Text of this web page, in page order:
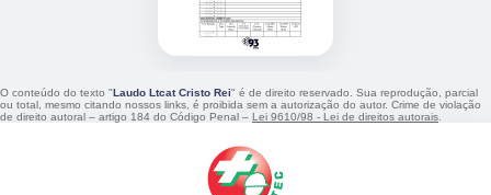
O conteúdo do texto " Laudo Ltcat Cristo Rei" é de direito reservado. Sua reprodução, parcial
ou total, mesmo citando nossos links, é proibida sem a autorização do autor. Crime de violação
de direito autoral – artigo 184 do Código Penal – Lei 9610/98 - Lei de direitos autorais.